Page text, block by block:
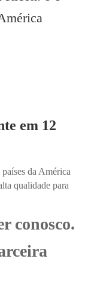
em 12
da América
qualidade para
conosco.